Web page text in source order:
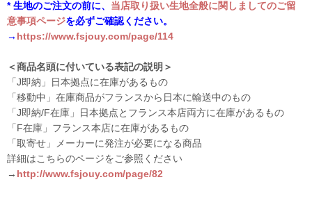
* 生地のご注文の前に、 当店取り扱い生地全般に関しましてのご留
意事項ページを必ずご確認ください。
→ https://www.fsjouy.com/page/114
＜商品名頭に付いている表記の説明＞
「J即納」日本拠点に在庫があるもの
「移動中」在庫商品がフランスから日本に輸送中のもの
「J即納/F在庫」日本拠点とフランス本店両方に在庫があるもの
「F在庫」フランス本店に在庫があるもの
「取寄せ」メーカーに発注が必要になる商品
詳細はこちらのページをご参照ください
→ http://www.fsjouy.com/page/82